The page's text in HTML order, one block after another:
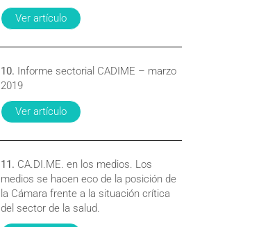
Ver artículo
10. Informe sectorial CADIME – marzo
2019
Ver artículo
11. CA.DI.ME. en los medios. Los
medios se hacen eco de la posición de
la Cámara frente a la situación crítica
del sector de la salud.